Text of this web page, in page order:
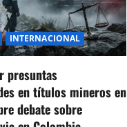
INTERNACIONAL
presuntas
en títulos mineros en
debate sobre